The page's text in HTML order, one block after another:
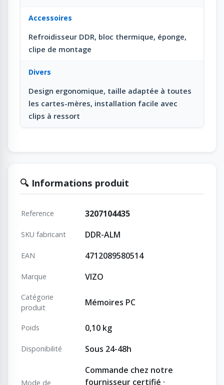
Accessoires
Refroidisseur DDR, bloc thermique, éponge,
clipe de montage
Divers
Design ergonomique, taille adaptée à toutes
les cartes-mères, installation facile avec
clips à ressort
🔍 Informations produit
Reference 3207104435
SKU fabricant DDR-ALM
EAN 4712089580514
Marque VIZO
Catégorie
produit
Mémoires PC
Poids 0,10 kg
Disponibilité Sous 24-48h
Mode de
Commande chez notre
fournisseur certifié ·